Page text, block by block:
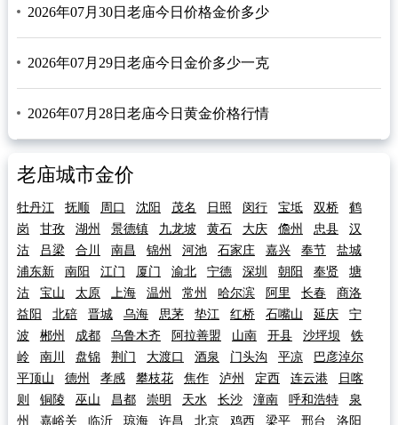
2026年07月30日老庙今日价格金价多少
2026年07月29日老庙今日金价多少一克
2026年07月28日老庙今日黄金价格行情
老庙城市金价
牡丹江 抚顺 周口 沈阳 茂名 日照 闵行 宝坻 双桥
鹤
岗
甘孜 湖州 景德镇 九龙坡 黄石 大庆 儋州 忠县
汉
沽
吕梁 合川 南昌 锦州 河池 石家庄 嘉兴 奉节
盐城
浦东新
南阳 江门 厦门 渝北 宁德 深圳 朝阳 奉贤
塘
沽
宝山 太原 上海 温州 常州 哈尔滨 阿里 长春
商洛
益阳
北碚 晋城 乌海 思茅 垫江 红桥 石嘴山 延庆
宁
波
郴州 成都 乌鲁木齐 阿拉善盟 山南 开县 沙坪坝
铁
岭
南川 盘锦 荆门 大渡口 酒泉 门头沟 平凉
巴彦淖尔
平顶山
德州 孝感 攀枝花 焦作 泸州 定西 连云港
日喀
则
铜陵 巫山 昌都 崇明 天水 长沙 潼南 呼和浩特
泉
州
嘉峪关 临沂 琼海 许昌 北京 鸡西 梁平 邢台
洛阳